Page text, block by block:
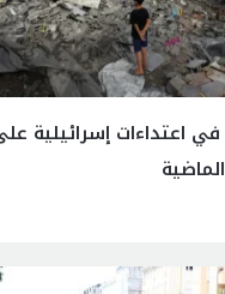
جرحى في اعتداءات